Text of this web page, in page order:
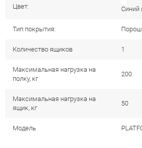
Цвет: Cиний
Тип покрытия:
Количество ящиков 1
Максимальная нагрузка на
полку, кг
200
Максимальная нагрузка на
ящик, кг
50
Модель